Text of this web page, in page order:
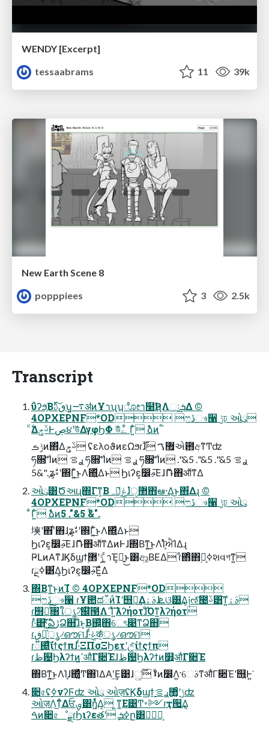
WENDY [Excerpt]
tessaabrams
11 39k
New Earth Scene 8
popppiees
3 2.5k
Transcript
ΰʔϧ͔Βٯࢉͯ͠ʮ͍͍࠷ॳͷҰาʯʮೋา໨Ҏ߱ʯΛઃܭ͢Δ ©
4OPXEPNF*OD ෆڐෳ੡ ݱঢ় ઓུ
ݱࡏͷ΋ͯΔࢿݯ ʢελοϑͷεΩϧɾ࣌ؒɺ ޿ࠂએ఻අͳͲʣ
ཧ૝ʹۙͮͨ͘Ίͷ ࢪࡦ ཧ૝ʹۙͮͨ͘Ίͷ ࢪࡦ ཧ૝ʹۙͮͨ͘Ίͷ ࢪࡦ 5&". 5&". 5&".
5&". ֤ʑ͕ࣗ༝ʹ΍Γ͍ͨ͜ͱΛ΍͍ͬͯΔͱ Ϧιʔε͕෼ࢄ͞ΕɺޮՌ΋ऑ͘ͳΔ
ઓུ͸Ծઆɻ΍Γͳ͕Βہ໘͕ݟ͑ͯɺํ޲ੑ΋ఆ·Δ͜ͱ΋͋Δɻ ©
4OPXEPNF*OD ෆڐෳ੡ ݱঢ় ઓུ
͋Γ͍ͨ ࣾձͷ࢟ 5&". 5&".
㙽ʹ΋֯ʹ΋ɺ֤ʑ͕ࣗ༝ʹ΍Γ͍ͨ͜ͱΛ΍͍ͬͯΔͱ
Ϧιʔε͕෼ࢄ͞ΕɺޮՌ΋ऑ͘ͳΔͷͰɺ΍Βͳ͍͜ͱΛܾΊͯਐΊΔɻ
ҎԼͷΑ͏ͳɺϏδϣϯ࣮ݱʹ޲ ͚ͨาΈ͕ಷ͍͜ͱ͸ආ͚ΒΕΔ ɾͦ΋ͦ΋࣮ߦྔ͕શવগͳ͍
ɾ࣮ߦྔ͸͋Δ͕Ϧιʔε͕෼ࢄ͞Ε͍ͯΔ
΍Βͳ͍͜ͱͷܾΊํ © 4OPXEPNF*OD
ෆڐෳ੡ ɾҰ఺ಥഁͷͨΊʹ஫ྗ͢Δࣄۀɺܧଓ͸͢Δ͕༏ઌͯ͠౤ࢿ͸͠ͳ͍ࣄۀ
ɾ஫ྗͯ͠৘ใൃ৴ͯ͠஌໊౓ΛߴΊͯ΄͍͠λʔήοτɺͦ͏͡Όͳ͍λʔήοτ
ɾ·ͣ͸֮͑ͯ΄͍͠ఏڙՁ஋ɺ͋ͱ͔Β஌͓͍ͬͯͯ΋େৎ෉ͳՁ஋
ɾڧԽ͍ͯ͘͠ൃ৴ഔମɺ·ͩݟक͓ͬͯ͘ൃ৴ഔମ
ɾ૿΍͍͖͍ͯͨ͠ίϯςϯπɺ·ͩΞΠσΞϦετʹඋ͓͑ͯ͘ίϯςϯπ
ɾظ଴Ϧλʔϯͷߴ͍औΓ૊Έɺظ଴Ϧλʔϯͷ௿͍औΓ૊Έ
΍Βͳ͍͜ͱΛܾΊɺ΍͍͚ͬͯͨͲ΍ΊΔΑ͏ʹ͢Ε͹ɺ͕࣌ؒු͘ ˠͦͷ෼Λ͍·େࣄͳऔΓ૊Έʹ஫͍Ͱ͍͘
૊৫ʢ࣮ߦνʔϜʣ ઓུ ઓज़ʢϏδϣϯ࣮ݱʹ޲͚ͨࢪࡦʣ
ઓज़Λ͜ͳͤΔਓࡐ͸ἧ͍ͬͯΔ͔ ͍ͳ͚Ε͹Ͳ͏࠾༻ɾҭ੒͢Δ͔
ࠓͷ૊৫ೳྗɾϦιʔεతʹ ࣮ߦܭը͸ݱ࣮త͔